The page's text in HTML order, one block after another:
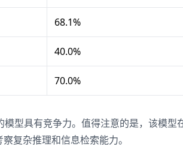
68.1%
40.0%
70.0%
型具有竞争力。值得注意的是，该模型
复杂推理和信息检索能力。